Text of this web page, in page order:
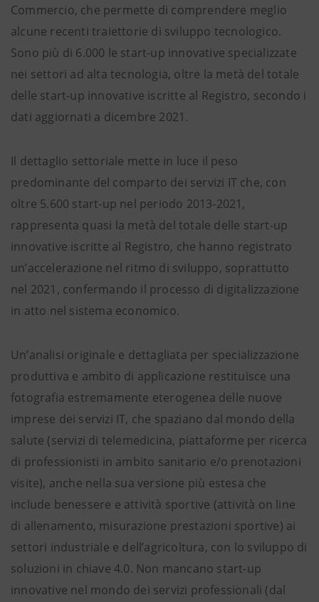
Commercio, che permette di comprendere meglio
alcune recenti traiettorie di sviluppo tecnologico.
Sono più di 6.000 le start-up innovative specializzate
nei settori ad alta tecnologia, oltre la metà del totale
delle start-up innovative iscritte al Registro, secondo i
dati aggiornati a dicembre 2021.
Il dettaglio settoriale mette in luce il peso
predominante del comparto dei servizi IT che, con
oltre 5.600 start-up nel periodo 2013-2021,
rappresenta quasi la metà del totale delle start-up
innovative iscritte al Registro, che hanno registrato
un’accelerazione nel ritmo di sviluppo, soprattutto
nel 2021, confermando il processo di digitalizzazione
in atto nel sistema economico.
Un’analisi originale e dettagliata per specializzazione
produttiva e ambito di applicazione restituisce una
fotografia estremamente eterogenea delle nuove
imprese dei servizi IT, che spaziano dal mondo della
salute (servizi di telemedicina, piattaforme per ricerca
di professionisti in ambito sanitario e/o prenotazioni
visite), anche nella sua versione più estesa che
include benessere e attività sportive (attività on line
di allenamento, misurazione prestazioni sportive) ai
settori industriale e dell’agricoltura, con lo sviluppo di
soluzioni in chiave 4.0. Non mancano start-up
innovative nel mondo dei servizi professionali (dal